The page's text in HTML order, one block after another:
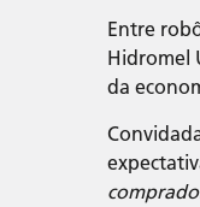
Entre
Hidromel
da